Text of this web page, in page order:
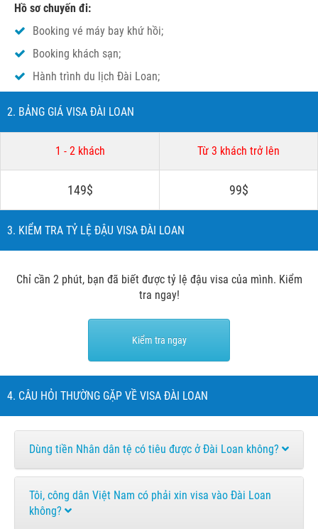
Hồ sơ chuyến đi:
Booking vé máy bay khứ hồi;
Booking khách sạn;
Hành trình du lịch Đài Loan;
2. BẢNG GIÁ VISA ĐÀI LOAN
1 - 2 khách Từ 3 khách trở lên
149$ 99$
3. KIỂM TRA TỶ LỆ ĐẬU VISA ĐÀI LOAN
Chỉ cần 2 phút, bạn đã biết được tỷ lệ đậu visa của mình. Kiểm
tra ngay!
Kiểm tra ngay
4. CÂU HỎI THƯỜNG GẶP VỀ VISA ĐÀI LOAN
Dùng tiền Nhân dân tệ có tiêu được ở Đài Loan không?
Tôi, công dân Việt Nam có phải xin visa vào Đài Loan
không?